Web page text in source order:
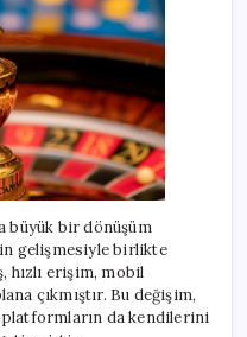
büyük bir dönüşüm
gelişmesiyle birlikte
hızlı erişim, mobil
çıkmıştır. Bu değişim,
da kendilerini